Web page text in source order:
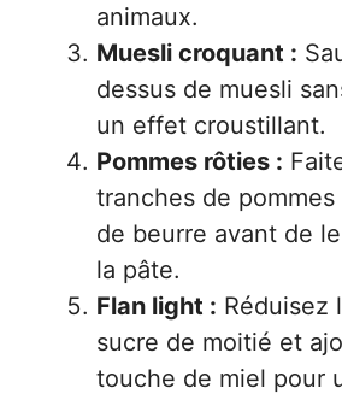
animaux.
Muesli croquant :
dessus de muesli
un effet croustillant.
Pommes rôties :
tranches de pommes
de beurre avant de
la pâte.
Flan light : Réduisez
sucre de moitié et
touche de miel pour